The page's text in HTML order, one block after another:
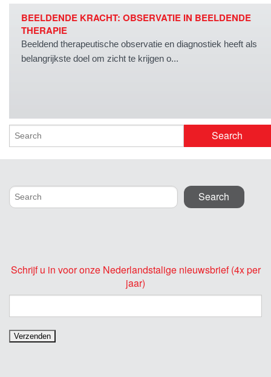
BEELDENDE KRACHT: OBSERVATIE IN BEELDENDE
THERAPIE
Beeldend therapeutische observatie en diagnostiek heeft als
belangrijkste doel om zicht te krijgen o...
Schrijf u in voor onze Nederlandstalige nieuwsbrief (4x per
jaar)